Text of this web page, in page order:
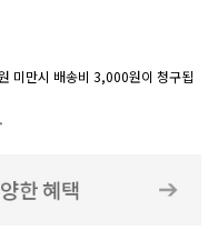
미만시 배송비 3,000원이 청구됩